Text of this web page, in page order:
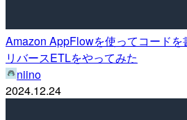
Amazon AppFlowを使ってコード
リバースETLをやってみた
niino
2024.12.24